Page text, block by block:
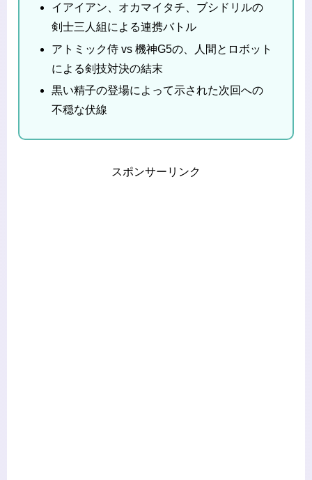
イアイアン、オカマイタチ、ブシドリルの
剣士三人組による連携バトル
アトミック侍 vs 機神G5の、人間とロボット
による剣技対決の結末
黒い精子の登場によって示された次回への
不穏な伏線
スポンサーリンク